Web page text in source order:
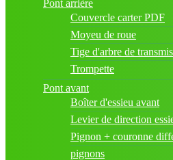
Pont arrière
Couvercle carter PDF
Moyeu de roue
Tige d'arbre de
Trompette
Pont avant
Boîter d'essieu avant
Levier de direction
Pignon + couronne
pignons